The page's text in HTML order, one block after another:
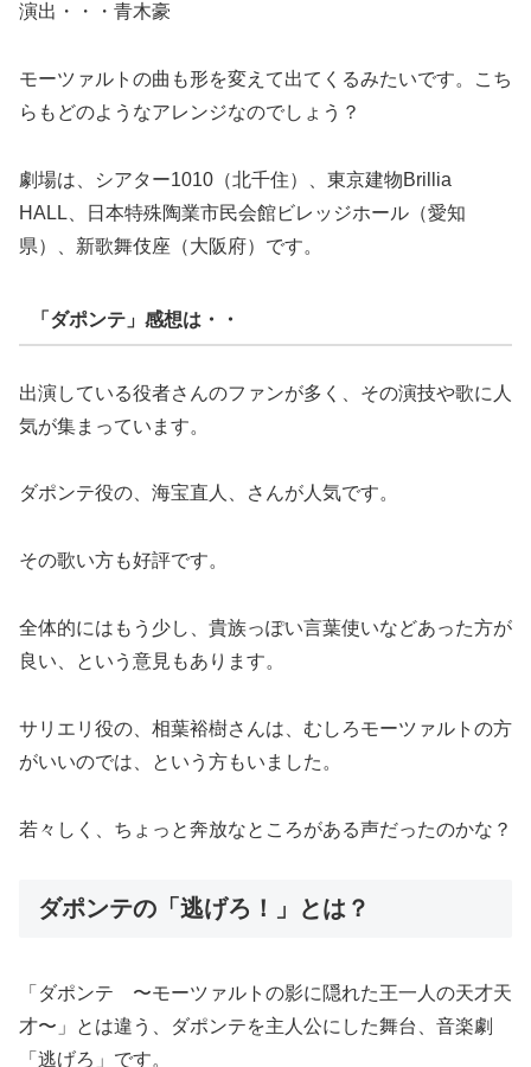
演出・・・青木豪
モーツァルトの曲も形を変えて出てくるみたいです。こち
らもどのようなアレンジなのでしょう？
劇場は、シアター1010（北千住）、東京建物Brillia
HALL、日本特殊陶業市民会館ビレッジホール（愛知
県）、新歌舞伎座（大阪府）です。
「ダポンテ」感想は・・
出演している役者さんのファンが多く、その演技や歌に人
気が集まっています。
ダポンテ役の、海宝直人、さんが人気です。
その歌い方も好評です。
全体的にはもう少し、貴族っぽい言葉使いなどあった方が
良い、という意見もあります。
サリエリ役の、相葉裕樹さんは、むしろモーツァルトの方
がいいのでは、という方もいました。
若々しく、ちょっと奔放なところがある声だったのかな？
ダポンテの「逃げろ！」とは？
「ダポンテ 〜モーツァルトの影に隠れた王一人の天才天
才〜」とは違う、ダポンテを主人公にした舞台、音楽劇
「逃げろ」です。